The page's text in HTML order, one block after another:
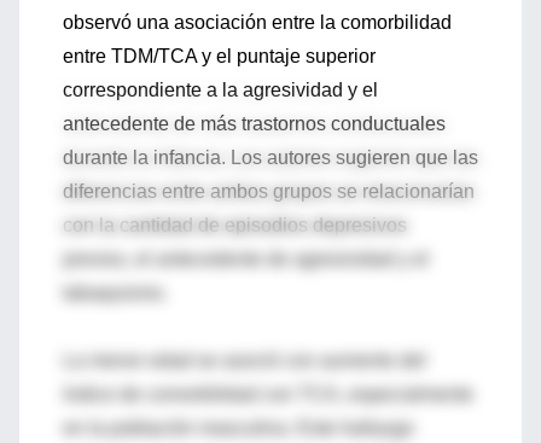
observó una asociación entre la comorbilidad
entre TDM/TCA y el puntaje superior
correspondiente a la agresividad y el
antecedente de más trastornos conductuales
durante la infancia. Los autores sugieren que las
diferencias entre ambos grupos se relacionarían
con la cantidad de episodios depresivos
previos, el antecedente de agresividad y el
tabaquismo.
en la población masculina. Este hallazgo